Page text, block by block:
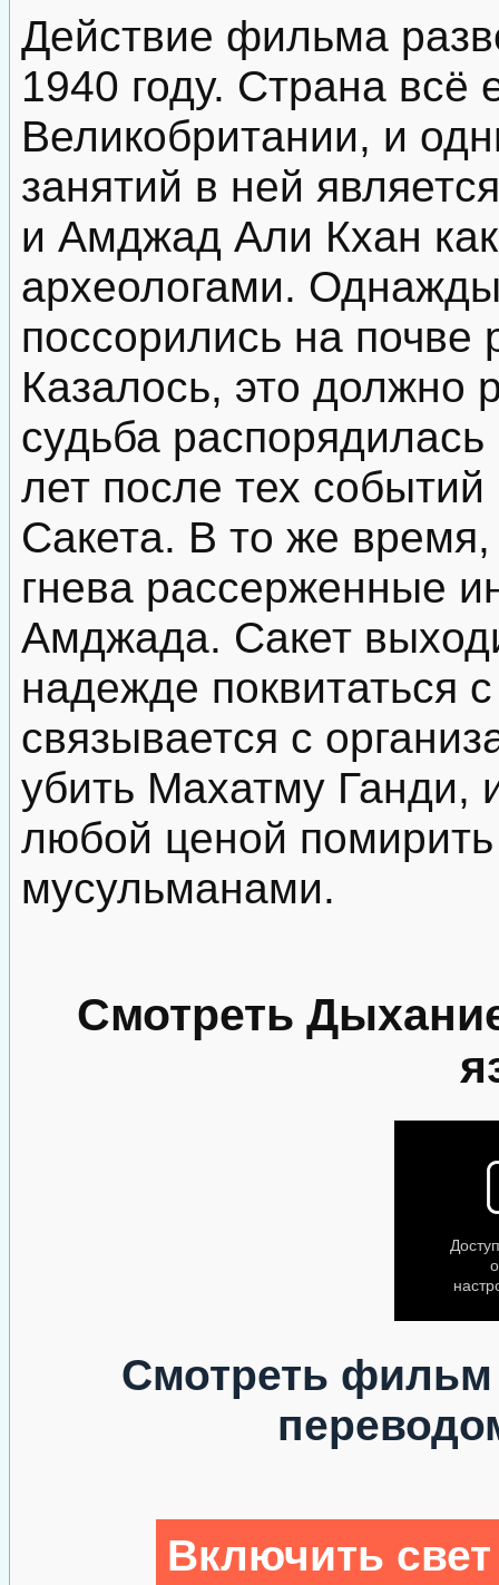
Действие фильма
1940 году. Страна всё
Великобритании, и
занятий в ней
и Амджад Али Кхан
археологами.
поссорились на почве
Казалось, это должно
судьба
лет после тех
Сакета. В то же
гнева рассерженные
Амджада. Сакет
надежде поквитаться
связывается с
убить Махатму Ганди,
любой ценой
мусульманами.
Смотреть
Смотреть
Включить